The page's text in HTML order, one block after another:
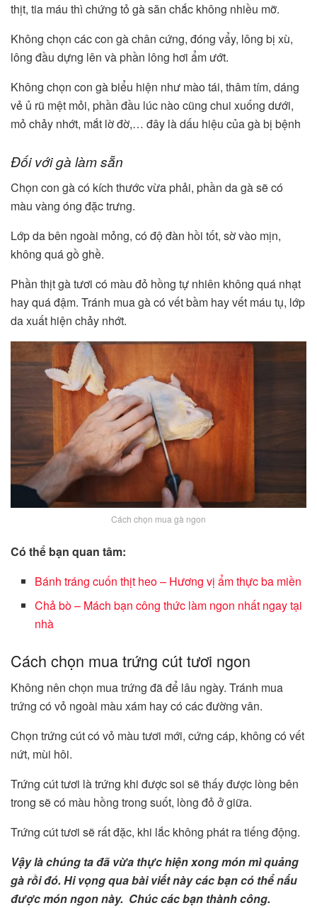
thịt, tia máu thì chứng tỏ gà săn chắc không nhiều mỡ.
Không chọn các con gà chân cứng, đóng vẩy, lông bị xù,
lông đầu dựng lên và phần lông hơi ẩm ướt.
Không chọn con gà biểu hiện như mào tái, thâm tím, dáng
vẻ ủ rũ mệt mỏi, phần đầu lúc nào cũng chui xuống dưới,
mỏ chảy nhớt, mắt lờ đờ,… đây là dấu hiệu của gà bị bệnh
Đối với gà làm sẵn
Chọn con gà có kích thước vừa phải, phần da gà sẽ có
màu vàng óng đặc trưng.
Lớp da bên ngoài mỏng, có độ đàn hồi tốt, sờ vào mịn,
không quá gồ ghề.
Phần thịt gà tươi có màu đỏ hồng tự nhiên không quá nhạt
hay quá đậm. Tránh mua gà có vết bầm hay vết máu tụ, lớp
da xuất hiện chảy nhớt.
Cách chọn mua gà ngon
Có thể bạn quan tâm:
Bánh tráng cuốn thịt heo – Hương vị ẩm thực ba miền
Chả bò – Mách bạn công thức làm ngon nhất ngay tại
nhà
Cách chọn mua trứng cút tươi ngon
Không nên chọn mua trứng đã để lâu ngày. Tránh mua
trứng có vỏ ngoài màu xám hay có các đường vân.
Chọn trứng cút có vỏ màu tươi mới, cứng cáp, không có vết
nứt, mùi hôi.
Trứng cút tươi là trứng khi được soi sẽ thấy được lòng bên
trong sẽ có màu hồng trong suốt, lòng đỏ ở giữa.
Trứng cút tươi sẽ rất đặc, khi lắc không phát ra tiếng động.
Vậy là chúng ta đã vừa thực hiện xong món mì quảng
gà rồi đó. Hi vọng qua bài viết này các bạn có thể nấu
được món ngon này. Chúc các bạn thành công.